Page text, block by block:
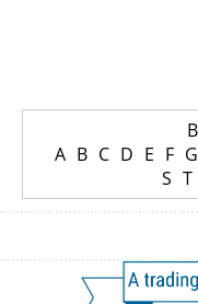
A B C D E F G
S T